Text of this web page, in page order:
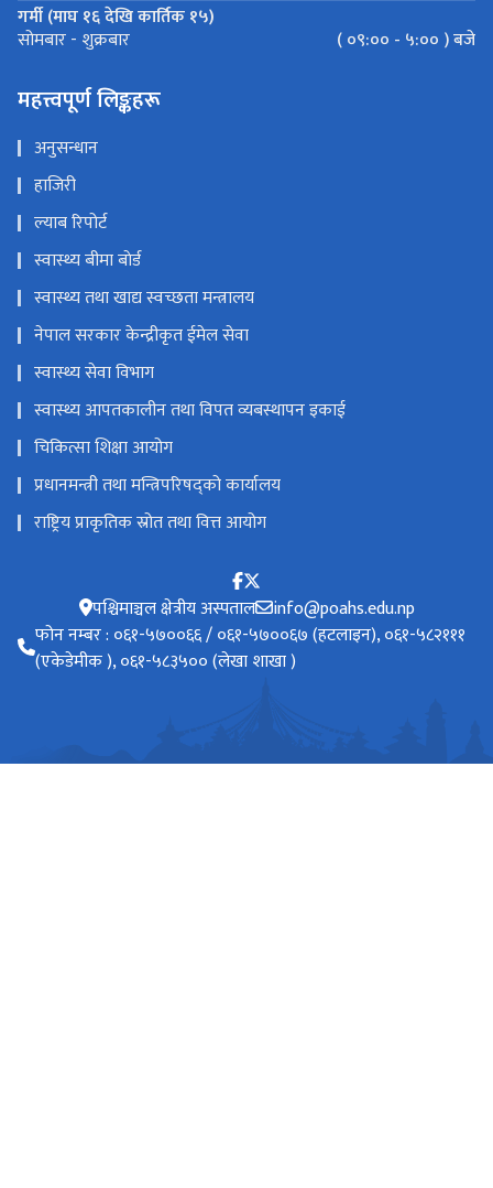
गर्मी (माघ १६ देखि कार्तिक १५)
सोमबार - शुक्रबार ( ०९:०० - ५:०० ) बजे
महत्त्वपूर्ण लिङ्कहरू
अनुसन्धान
हाजिरी
ल्याब रिपोर्ट
स्वास्थ्य बीमा बाेर्ड
स्वास्थ्य तथा खाद्य स्वच्छता मन्त्रालय
नेपाल सरकार केन्द्रीकृत ईमेल सेवा
स्वास्थ्य सेवा विभाग
स्वास्थ्य आपतकालीन तथा विपत व्यबस्थापन इकाई
चिकित्सा शिक्षा आयोग
प्रधानमन्त्री तथा मन्त्रिपरिषद्को कार्यालय
राष्ट्रिय प्राकृतिक स्रोत तथा वित्त आयोग
पश्चिमाञ्चल क्षेत्रीय अस्पताल info@poahs.edu.np
फोन नम्बर : ०६१-५७००६६ / ०६१-५७००६७ (हटलाइन), ०६१-५८२१११
(एकेडेमीक ), ०६१-५८३५०० (लेखा शाखा )